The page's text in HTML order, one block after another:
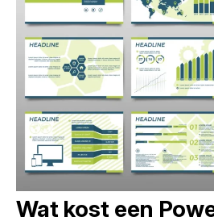
Wat kost een